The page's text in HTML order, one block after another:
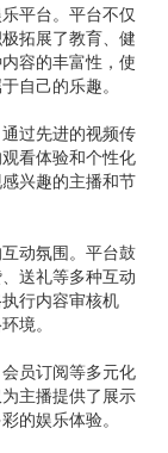
平台。平台不仅
拓展了教育、健
容的丰富性，使
自己的乐趣。
过先进的视频传
看体验和个性化
兴趣的主播和节
动氛围。平台鼓
送礼等多种互动
行内容审核机
境。
员订阅等多元化
主播提供了展示
的娱乐体验。